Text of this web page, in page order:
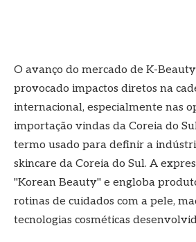
O avanço do mercado de K-
provocado impactos diretos na
internacional, especialmente nas
importação vindas da Coreia do
termo usado para definir a
skincare da Coreia do Sul. A
"Korean Beauty" e engloba
rotinas de cuidados com a pele,
tecnologias cosméticas